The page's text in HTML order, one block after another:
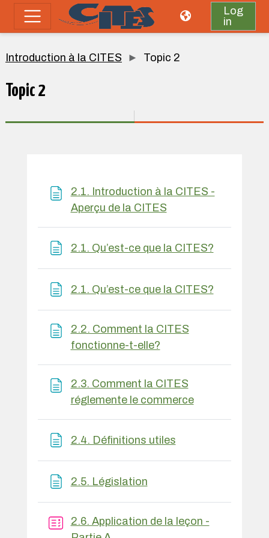
Skip to main content
Side panel
Log
in
Introduction à la CITES Topic 2
Topic 2
2.1. Introduction à la CITES -
Aperçu de la CITESPage
2.1. Qu’est-ce que la CITES?Page
2.1. Qu’est-ce que la CITES?Page
2.2. Comment la CITES
fonctionne-t-elle?Page
2.3. Comment la CITES
réglemente le commercePage
2.4. Définitions utilesPage
2.5. LégislationPage
2.6. Application de la leçon -